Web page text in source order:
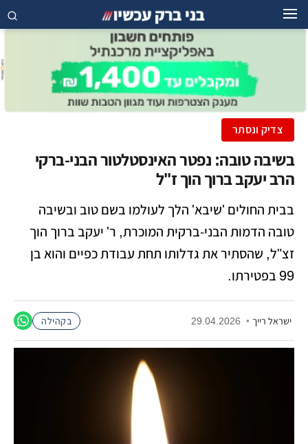
צדיק ונסתר
בשיבה טובה: נפטר האינסטלטור הבני-ברקי
הרב יעקב ברוך הוך ז"ל
בבית החולים 'שיבא' הלך לעולמו בשם טוב ובשיבה
טובה הדמות הבני-ברקית המוכרת, ר' יעקב ברוך הוך
זצ"ל, שהסתיר את גדלותו תחת עבודת כפיים והוא בן
99 בפטירתו.
ישראל רייך •
29.04.2026 בקהילה